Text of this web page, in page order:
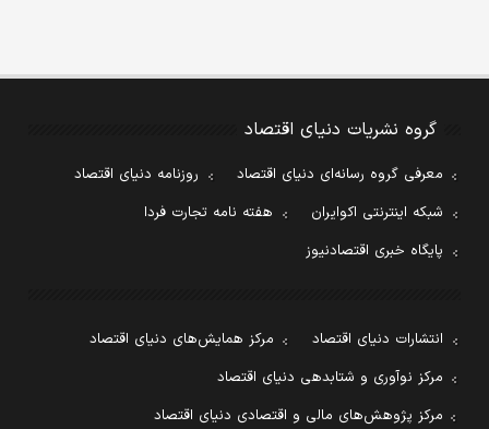
گروه نشریات دنیای اقتصاد
معرفی گروه رسانه‌ای دنیای اقتصاد
روزنامه دنیای اقتصاد
شبکه اینترنتی اکوایران
هفته نامه تجارت فردا
پایگاه خبری اقتصادنیوز
انتشارات دنیای اقتصاد
مرکز همایش‌های دنیای اقتصاد
مرکز نوآوری و شتابدهی دنیای اقتصاد
مرکز پژوهش‌های مالی و اقتصادی دنیای اقتصاد